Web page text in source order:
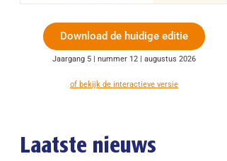
Download de huidige editie
Jaargang 5 | nummer 12 | augustus 2026
of bekijk de interactieve versie
Laatste nieuws